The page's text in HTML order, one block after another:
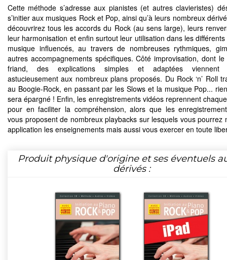
Cette méthode s’adresse aux pianistes (et autres clavieristes)
s’initier aux musiques Rock et Pop, ainsi qu’à leurs nombreux
découvrirez tous les accords du Rock (au sens large), leurs
leur harmonisation et enfin surtout leur utilisation dans les
musique influencés, au travers de nombreuses rythmiques,
autres accompagnements spécifiques. Côté improvisation, dont
friand, des explications simples et adaptées viennent
astucieusement aux nombreux plans proposés. Du Rock ‘n’ Roll
au Boogie-Rock, en passant par les Slows et la musique Pop...
sera épargné ! Enfin, les enregistrements vidéos reprennent
pour en faciliter la compréhension, alors que les
vous proposent de nombreux playbacks sur lesquels vous pourrez
application les enseignements mais aussi vous exercer en toute
Produit physique d'origine et ses éventuels
dérivés :